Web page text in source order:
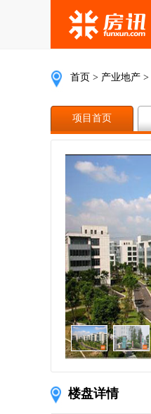
首页 > 产业地产 >
项目首页
楼盘详情